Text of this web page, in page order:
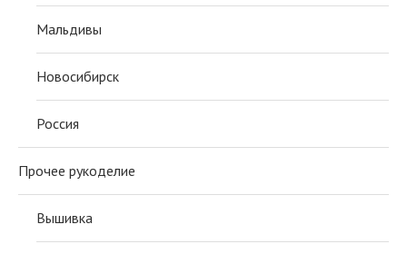
Мальдивы
Новосибирск
Россия
Прочее рукоделие
Вышивка